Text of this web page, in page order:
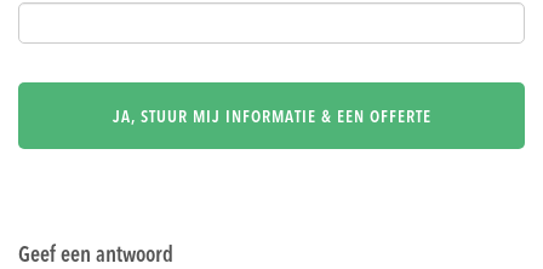
Geef een antwoord